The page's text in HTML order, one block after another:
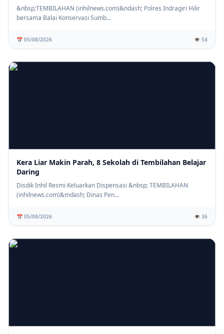
SD IT Tunas Harapan Gelar Sosialisasi Stop Bullying, Bangun
Karakter Siswa yang Peduli dan Berempati
&nbsp;TEMBILAHAN (inhilnews.com)&ndash; Polres Indragiri Hilir
bersama Balai Konservasi Sumb...
📅 05/08/2026 👁️ 54
Kera Liar Makin Parah, 8 Sekolah di Tembilahan Belajar
Daring
Disdik Inhil Resmi Keluarkan Dispensasi &nbsp; TEMBILAHAN
(inhilnews.com)&mdash; Dinas Pen...
📅 05/08/2026 👁️ 36